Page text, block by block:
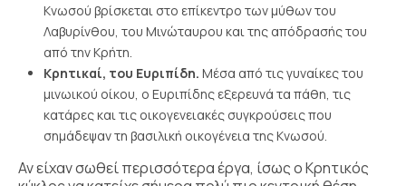
Κνωσού βρίσκεται στο επίκεντρο των μύθων του
Λαβυρίνθου, του Μινώταυρου και της απόδρασής του
από την Κρήτη.
Κρητικαί, του Ευριπίδη. Μέσα από τις γυναίκες του
μινωικού οίκου, ο Ευριπίδης εξερευνά τα πάθη, τις
κατάρες και τις οικογενειακές συγκρούσεις που
σημάδεψαν τη βασιλική οικογένεια της Κνωσού.
Αν είχαν σωθεί περισσότερα έργα, ίσως ο Κρητικός